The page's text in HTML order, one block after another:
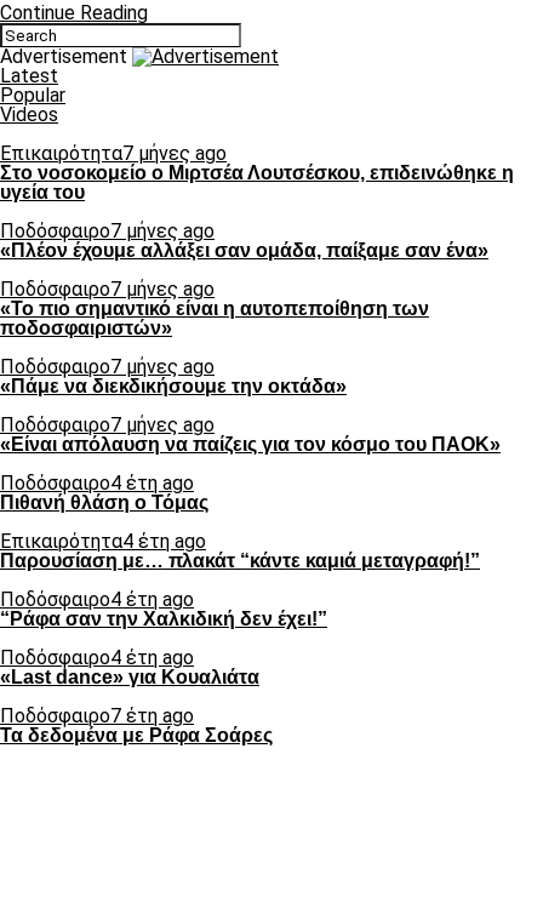
Continue Reading
Advertisement
Latest
Popular
Videos
Επικαιρότητα7 μήνες ago
Στο νοσοκομείο ο Μιρτσέα Λουτσέσκου, επιδεινώθηκε η
υγεία του
Ποδόσφαιρο7 μήνες ago
«Πλέον έχουμε αλλάξει σαν ομάδα, παίξαμε σαν ένα»
Ποδόσφαιρο7 μήνες ago
«Το πιο σημαντικό είναι η αυτοπεποίθηση των
ποδοσφαιριστών»
Ποδόσφαιρο7 μήνες ago
«Πάμε να διεκδικήσουμε την οκτάδα»
Ποδόσφαιρο7 μήνες ago
«Είναι απόλαυση να παίζεις για τον κόσμο του ΠΑΟΚ»
Ποδόσφαιρο4 έτη ago
Πιθανή θλάση ο Τόμας
Επικαιρότητα4 έτη ago
Παρουσίαση με… πλακάτ “κάντε καμιά μεταγραφή!”
Ποδόσφαιρο4 έτη ago
“Ράφα σαν την Χαλκιδική δεν έχει!”
Ποδόσφαιρο4 έτη ago
«Last dance» για Κουαλιάτα
Ποδόσφαιρο7 έτη ago
Τα δεδομένα με Ράφα Σοάρες